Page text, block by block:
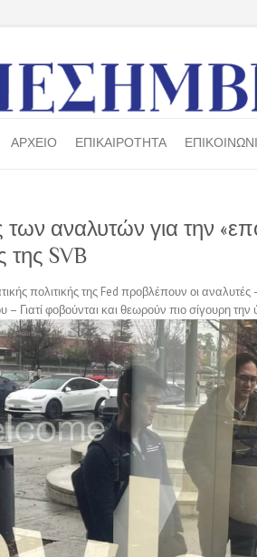
ΑΡΧΕΙΟ ΕΠΙΚΑΙΡΟΤΗΤΑ
των αναλυτών για την
της SVB
πολιτικής της Fed προβλέπουν οι
– Γιατί φοβούνται και θεωρούν πιο σίγουρη την